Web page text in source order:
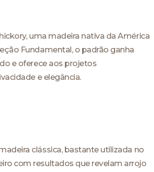
uma madeira nativa da América
Fundamental, o padrão ganha
e oferece aos projetos
e elegância.
clássica, bastante utilizada no
com resultados que revelam arrojo